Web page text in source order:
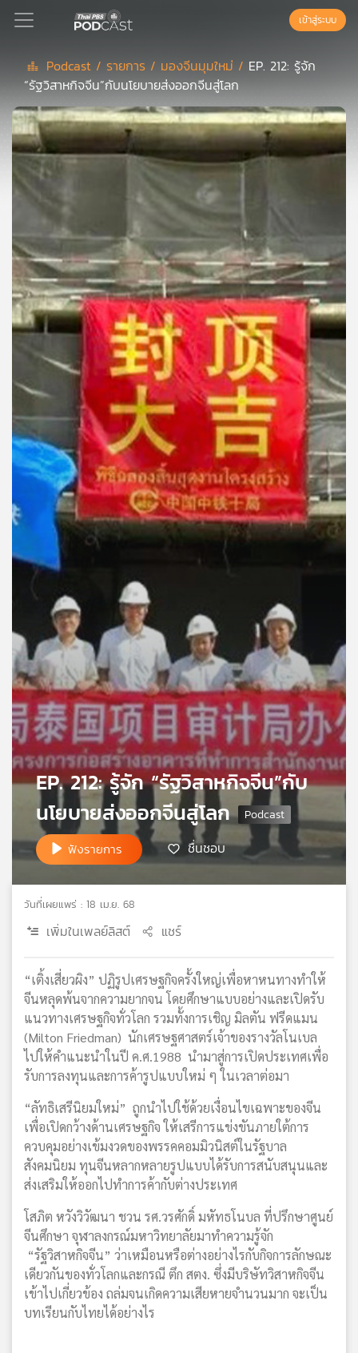
Podcast
เพล
ลิ
สต์
แนะนำ
เพล
ย์
ลิ
สต์
เพลง
บทความ
และ
กิจกรรม
เกี่ยว
กับ
เรา
เครือ
ข่าย
วิทยุ
ไทย
เอส
แผนที่
เครือ
เข้าสู่ระบบ
Podcast / รายการ / มองจีนมุมใหม่ / EP. 212: รู้จัก
“รัฐวิสาหกิจจีน”กับนโยบายส่งออกจีนสู่โลก
EP. 212: รู้จัก “รัฐวิสาหกิจจีน”กับ
นโยบายส่งออกจีนสู่โลก
ฟังรายการ ชื่นชอบ
วันที่เผยแพร่ : 18 เม.ย. 68
เพิ่มในเพลย์ลิสต์ แชร์
“เติ้งเสี่ยวผิง” ปฏิรูปเศรษฐกิจครั้งใหญ่เพื่อหาหนทางทำให้
จีนหลุดพ้นจากความยากจน โดยศึกษาแบบอย่างและเปิดรับ
แนวทางเศรษฐกิจทั่วโลก รวมทั้งการเชิญ มิลตัน ฟรีดแมน
(Milton Friedman) นักเศรษฐศาสตร์เจ้าของรางวัลโนเบล
ไปให้คำแนะนำในปี ค.ศ.1988 นำมาสู่การเปิดประเทศเพื่อ
รับการลงทุนและการค้ารูปแบบใหม่ ๆ ในเวลาต่อมา
“ลัทธิเสรีนิยมใหม่” ถูกนำไปใช้ด้วยเงื่อนไขเฉพาะของจีน
เพื่อเปิดกว้างด้านเศรษฐกิจ ให้เสรีการแข่งขันภายใต้การ
ควบคุมอย่างเข้มงวดของพรรคคอมมิวนิสต์ในรัฐบาล
สังคมนิยม ทุนจีนหลากหลายรูปแบบได้รับการสนับสนุนและ
ส่งเสริมให้ออกไปทำการค้ากับต่างประเทศ
โสภิต หวังวิวัฒนา ชวน รศ.วรศักดิ์ มหัทธโนบล ที่ปรึกษาศูนย์
จีนศึกษา จุฬาลงกรณ์มหาวิทยาลัยมาทำความรู้จัก
“รัฐวิสาหกิจจีน” ว่าเหมือนหรือต่างอย่างไรกับกิจการลักษณะ
เดียวกันของทั่วโลกและกรณี ตึก สตง. ซึ่งมีบริษัทวิสาหกิจจีน
เข้าไปเกี่ยวข้อง ถล่มจนเกิดความเสียหายจำนวนมาก จะเป็น
บทเรียนกับไทยได้อย่างไร